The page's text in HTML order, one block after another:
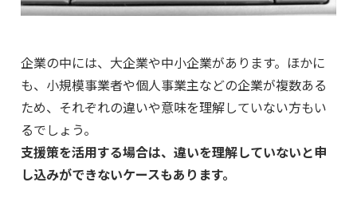
企業の中には、大企業や中小企業があります。ほかに
も、小規模事業者や個人事業主などの企業が複数ある
ため、それぞれの違いや意味を理解していない方もい
るでしょう。
支援策を活用する場合は、違いを理解していないと申
し込みができないケースもあります。